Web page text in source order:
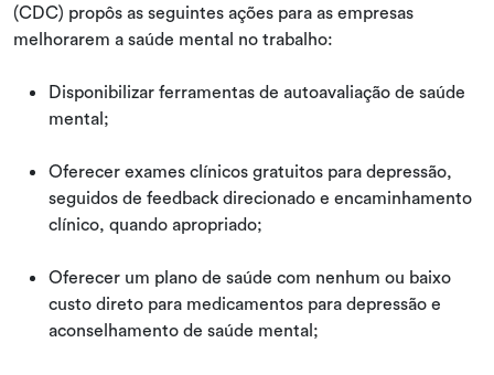
(CDC) propôs as seguintes ações para as empresas
melhorarem a saúde mental no trabalho:
Disponibilizar ferramentas de autoavaliação de saúde
mental;
Oferecer exames clínicos gratuitos para depressão,
seguidos de feedback direcionado e encaminhamento
clínico, quando apropriado;
Oferecer um plano de saúde com nenhum ou baixo
custo direto para medicamentos para depressão e
aconselhamento de saúde mental;